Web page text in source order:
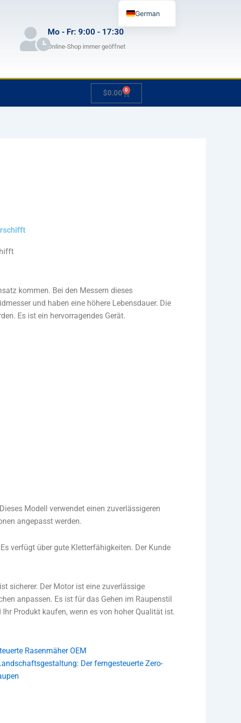
Mo - Fr: 9:00 - 17:30
Online-Shop immer geöffnet
$0.00 0
Warenkorb
kommen. Bei den Messern dieses
und haben eine höhere Lebensdauer. Die
Es ist ein hervorragendes Gerät.
Dieses Modell verwendet einen zuverlässigeren
angepasst werden.
verfügt über gute Kletterfähigkeiten. Der Kunde
sicherer. Der Motor ist eine zuverlässige
anpassen. Es ist für das Gehen im Raupenstil
Produkt kaufen, wenn es von hoher Qualität ist.
Rasenmäher OEM
Der ferngesteuerte Zero-
German
Spanish